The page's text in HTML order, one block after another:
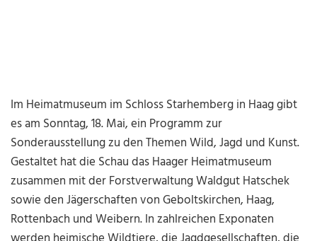
Im Heimatmuseum im Schloss Starhemberg in Haag gibt
es am Sonntag, 18. Mai, ein Programm zur
Sonderausstellung zu den Themen Wild, Jagd und Kunst.
Gestaltet hat die Schau das Haager Heimatmuseum
zusammen mit der Forstverwaltung Waldgut Hatschek
sowie den Jägerschaften von Geboltskirchen, Haag,
Rottenbach und Weibern. In zahlreichen Exponaten